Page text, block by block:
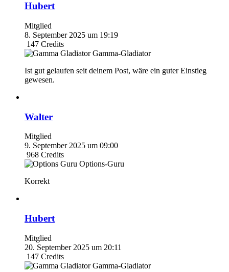
Hubert
Mitglied
8. September 2025 um 19:19
147 Credits
Gamma-Gladiator
Ist gut gelaufen seit deinem Post, wäre ein guter Einstieg
gewesen.
Walter
Mitglied
9. September 2025 um 09:00
968 Credits
Options-Guru
Korrekt
Hubert
Mitglied
20. September 2025 um 20:11
147 Credits
Gamma-Gladiator